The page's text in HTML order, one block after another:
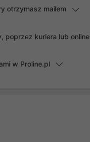
otrzymasz mailem
poprzez kuriera lub online
w Proline.pl